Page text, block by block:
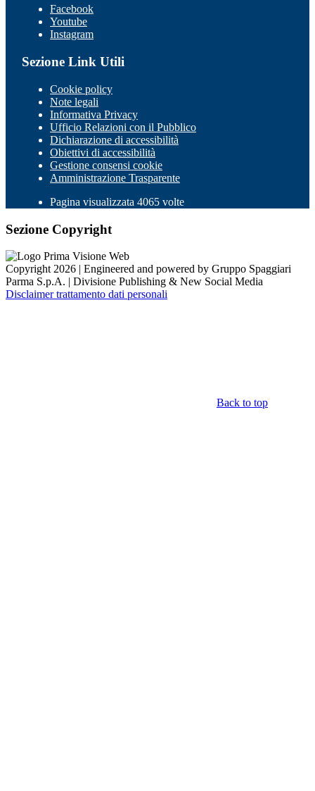
Facebook
Youtube
Instagram
Sezione Link Utili
Cookie policy
Note legali
Informativa Privacy
Ufficio Relazioni con il Pubblico
Dichiarazione di accessibilità
Obiettivi di accessibilità
Gestione consensi cookie
Amministrazione Trasparente
Pagina visualizzata 4065 volte
Sezione Copyright
Copyright 2026 | Engineered and powered by Gruppo Spaggiari
Parma S.p.A. | Divisione Publishing & New Social Media
Disclaimer trattamento dati personali
Back to top